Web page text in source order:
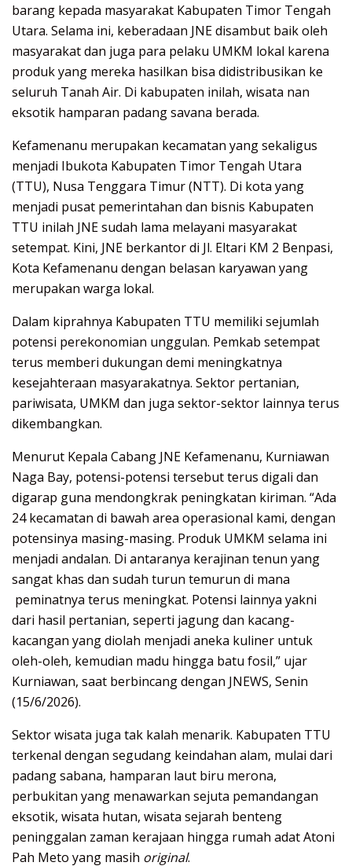
barang kepada masyarakat Kabupaten Timor Tengah
Utara. Selama ini, keberadaan JNE disambut baik oleh
masyarakat dan juga para pelaku UMKM lokal karena
produk yang mereka hasilkan bisa didistribusikan ke
seluruh Tanah Air. Di kabupaten inilah, wisata nan
eksotik hamparan padang savana berada.
Kefamenanu merupakan kecamatan yang sekaligus
menjadi Ibukota Kabupaten Timor Tengah Utara
(TTU), Nusa Tenggara Timur (NTT). Di kota yang
menjadi pusat pemerintahan dan bisnis Kabupaten
TTU inilah JNE sudah lama melayani masyarakat
setempat. Kini, JNE berkantor di Jl. Eltari KM 2 Benpasi,
Kota Kefamenanu dengan belasan karyawan yang
merupakan warga lokal.
Dalam kiprahnya Kabupaten TTU memiliki sejumlah
potensi perekonomian unggulan. Pemkab setempat
terus memberi dukungan demi meningkatnya
kesejahteraan masyarakatnya. Sektor pertanian,
pariwisata, UMKM dan juga sektor-sektor lainnya terus
dikembangkan.
Menurut Kepala Cabang JNE Kefamenanu, Kurniawan
Naga Bay, potensi-potensi tersebut terus digali dan
digarap guna mendongkrak peningkatan kiriman. “Ada
24 kecamatan di bawah area operasional kami, dengan
potensinya masing-masing. Produk UMKM selama ini
menjadi andalan. Di antaranya kerajinan tenun yang
sangat khas dan sudah turun temurun di mana
peminatnya terus meningkat. Potensi lainnya yakni
dari hasil pertanian, seperti jagung dan kacang-
kacangan yang diolah menjadi aneka kuliner untuk
oleh-oleh, kemudian madu hingga batu fosil,” ujar
Kurniawan, saat berbincang dengan JNEWS, Senin
(15/6/2026).
Sektor wisata juga tak kalah menarik. Kabupaten TTU
terkenal dengan segudang keindahan alam, mulai dari
padang sabana, hamparan laut biru merona,
perbukitan yang menawarkan sejuta pemandangan
eksotik, wisata hutan, wisata sejarah benteng
peninggalan zaman kerajaan hingga rumah adat Atoni
Pah Meto yang masih original.